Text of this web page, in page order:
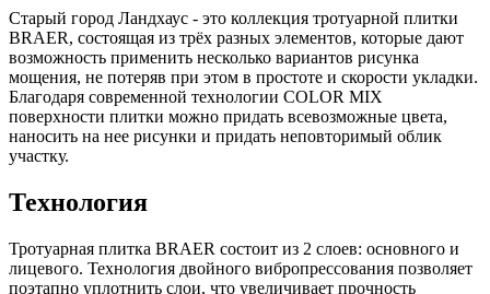
Старый город Ландхаус - это коллекция тротуарной плитки
BRAER, состоящая из трёх разных элементов, которые дают
возможность применить несколько вариантов рисунка
мощения, не потеряв при этом в простоте и скорости укладки.
Благодаря современной технологии COLOR MIX
поверхности плитки можно придать всевозможные цвета,
наносить на нее рисунки и придать неповторимый облик
участку.
Технология
Тротуарная плитка BRAER состоит из 2 слоев: основного и
лицевого. Технология двойного вибропрессования позволяет
поэтапно уплотнить слои, что увеличивает прочность